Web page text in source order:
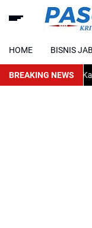
HOME BISNIS
BREAKING NEWS